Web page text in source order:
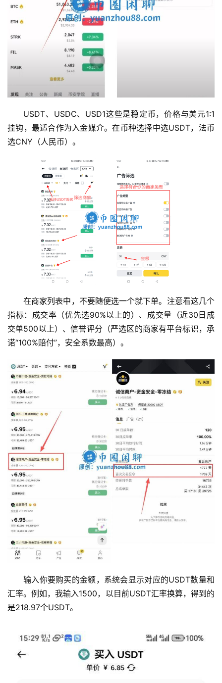
USDT、USDC、USD1这些是稳定币，价格与美元1:1
挂钩，最适合作为入金媒介。在币种选择中选USDT，法币
选CNY（人民币）。
在商家列表中，不要随便选一个就下单。注意看这几个
指标：成交率（优先选90%以上的）、成交量（近30日成
交单500以上）、信誉评分（严选区的商家有平台标识，承
诺“100%赔付”，安全系数最高）。
输入你要购买的金额，系统会显示对应的USDT数量和
汇率。例如，我输入1500，以目前USDT汇率换算，得到的
是218.97个USDT。